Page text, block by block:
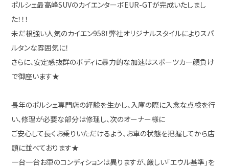
ポルシェ最高峰SUVのカイエンターボEUR-GTが完成いたしまし
た！！！
未だ根強い人気のカイエン958！弊社オリジナルスタイルによりスパ
ルタンな雰囲気に！
さらに、安定感抜群のボディに暴力的な加速はスポーツカー顔負け
で御座います★
長年のポルシェ専門店の経験を生かし、入庫の際に入念な点検を行
い、修理が必要な部分は修理し、次のオーナー様に
ご安心して長くお乗りいただけるよう、お車の状態を把握してから店
頭に並べております★
一台一台お車のコンディションは異りますが、厳しい「エウル基準」を